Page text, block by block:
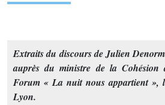
Extraits du discours de Julien
auprès du ministre de la Cohésion
Forum « La nuit nous appartient »,
Lyon.